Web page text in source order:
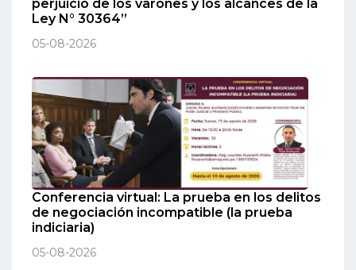
perjuicio de los varones y los alcances de la
Ley N° 30364”
05-08-2026
Conferencia virtual: La prueba en los delitos
de negociación incompatible (la prueba
indiciaria)
05-08-2026